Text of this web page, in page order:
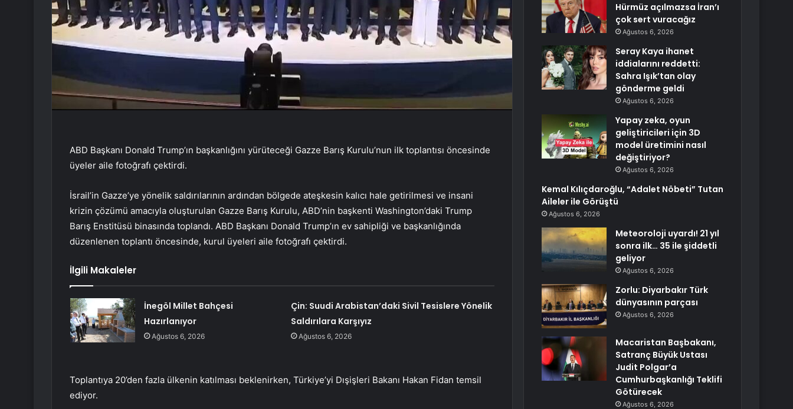
ABD Başkanı Donald Trump’ın başkanlığını yürüteceği Gazze Barış Kurulu’nun ilk toplantısı öncesinde
üyeler aile fotoğrafı çektirdi.
İsrail’in Gazze’ye yönelik saldırılarının ardından bölgede ateşkesin kalıcı hale getirilmesi ve insani
krizin çözümü amacıyla oluşturulan Gazze Barış Kurulu, ABD’nin başkenti Washington’daki Trump
Barış Enstitüsü binasında toplandı. ABD Başkanı Donald Trump’ın ev sahipliği ve başkanlığında
düzenlenen toplantı öncesinde, kurul üyeleri aile fotoğrafı çektirdi.
İlgili Makaleler
İnegöl Millet Bahçesi
Hazırlanıyor
Ağustos 6, 2026
Çin: Suudi Arabistan’daki Sivil Tesislere Yönelik
Saldırılara Karşıyız
Ağustos 6, 2026
Toplantıya 20’den fazla ülkenin katılması beklenirken, Türkiye’yi Dışişleri Bakanı Hakan Fidan temsil
ediyor.
Hürmüz açılmazsa İran’ı
çok sert vuracağız
Ağustos 6, 2026
Seray Kaya ihanet
iddialarını reddetti:
Sahra Işık’tan olay
gönderme geldi
Ağustos 6, 2026
Yapay zeka, oyun
geliştiricileri için 3D
model üretimini nasıl
değiştiriyor?
Ağustos 6, 2026
Kemal Kılıçdaroğlu, “Adalet Nöbeti” Tutan
Aileler ile Görüştü
Ağustos 6, 2026
Meteoroloji uyardı! 21 yıl
sonra ilk… 35 ile şiddetli
geliyor
Ağustos 6, 2026
Zorlu: Diyarbakır Türk
dünyasının parçası
Ağustos 6, 2026
Macaristan Başbakanı,
Satranç Büyük Ustası
Judit Polgar’a
Cumhurbaşkanlığı Teklifi
Götürecek
Ağustos 6, 2026